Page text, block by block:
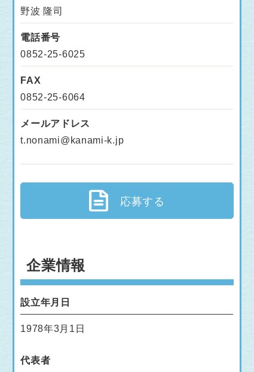
野波 隆司
電話番号
0852-25-6025
FAX
0852-25-6064
メールアドレス
t.nonami@kanami-k.jp
応募する
企業情報
設立年月日
1978年3月1日
代表者